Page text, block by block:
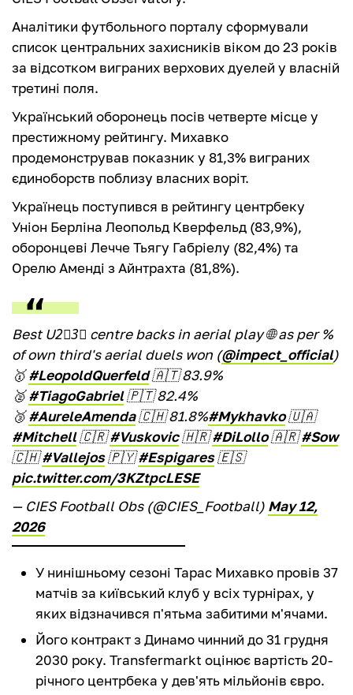
Аналітики футбольного порталу сформували
список центральних захисників віком до 23 років
за відсотком виграних верхових дуелей у власній
третині поля.
Український оборонець посів четверте місце у
престижному рейтингу. Михавко
продемонстрував показник у 81,3% виграних
єдиноборств поблизу власних воріт.
Українець поступився в рейтингу центрбеку
Уніон Берліна Леопольд Кверфельд (83,9%),
оборонцеві Лечче Тьягу Габріелу (82,4%) та
Орелю Аменді з Айнтрахта (81,8%).
Best U2⃣3⃣ centre backs in aerial play 🌐 as per %
of own third's aerial duels won (@impect_official)
🥇#LeopoldQuerfeld🇦🇹 83.9%
🥈#TiagoGabriel🇵🇹 82.4%
🥉#AureleAmenda🇨🇭 81.8%#Mykhavko🇺🇦
#Mitchell🇨🇷#Vuskovic🇭🇷#DiLollo🇦🇷#Sow
🇨🇭#Vallejos🇵🇾#Espigares🇪🇸
pic.twitter.com/3KZtpcLESE
— CIES Football Obs (@CIES_Football) May 12,
2026
У нинішньому сезоні Тарас Михавко провів 37
матчів за київський клуб у всіх турнірах, у
яких відзначився п'ятьма забитими м'ячами.
Його контракт з Динамо чинний до 31 грудня
2030 року. Transfermarkt оцінює вартість 20-
річного центрбека у дев'ять мільйонів євро.